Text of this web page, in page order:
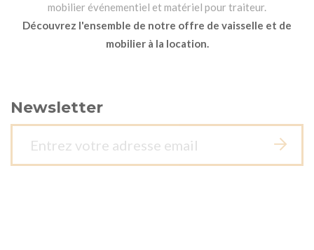
mobilier événementiel et matériel pour traiteur.
Découvrez l'ensemble de notre offre de vaisselle et de
mobilier à la location.
Newsletter